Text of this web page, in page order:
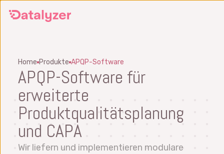
zum
Home Produkte APQP-Software
APQP-Software für
erweiterte
Produktqualitätsplanung
und CAPA
Wir liefern und implementieren modulare